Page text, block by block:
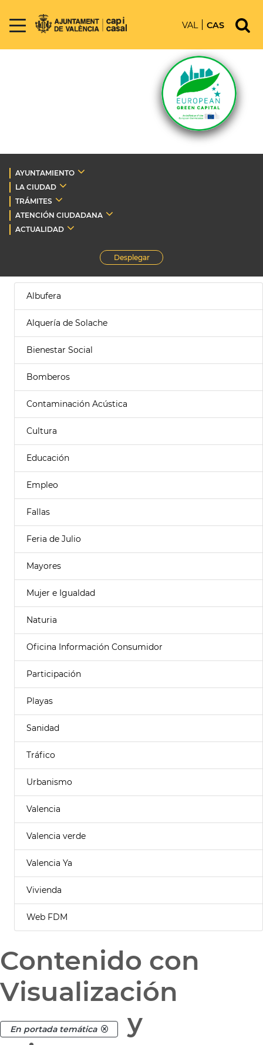
VAL CAS
AYUNTAMIENTO
LA CIUDAD
TRÁMITES
ATENCIÓN CIUDADANA
ACTUALIDAD
Desplegar
Albufera
Alquería de Solache
Bienestar Social
Bomberos
Contaminación Acústica
Cultura
Educación
Empleo
Fallas
Feria de Julio
Mayores
Mujer e Igualdad
Naturia
Oficina Información Consumidor
Participación
Playas
Sanidad
Tráfico
Urbanismo
Valencia
Valencia verde
Valencia Ya
Vivienda
Web FDM
Contenido con
Visualización
En portada temática
y